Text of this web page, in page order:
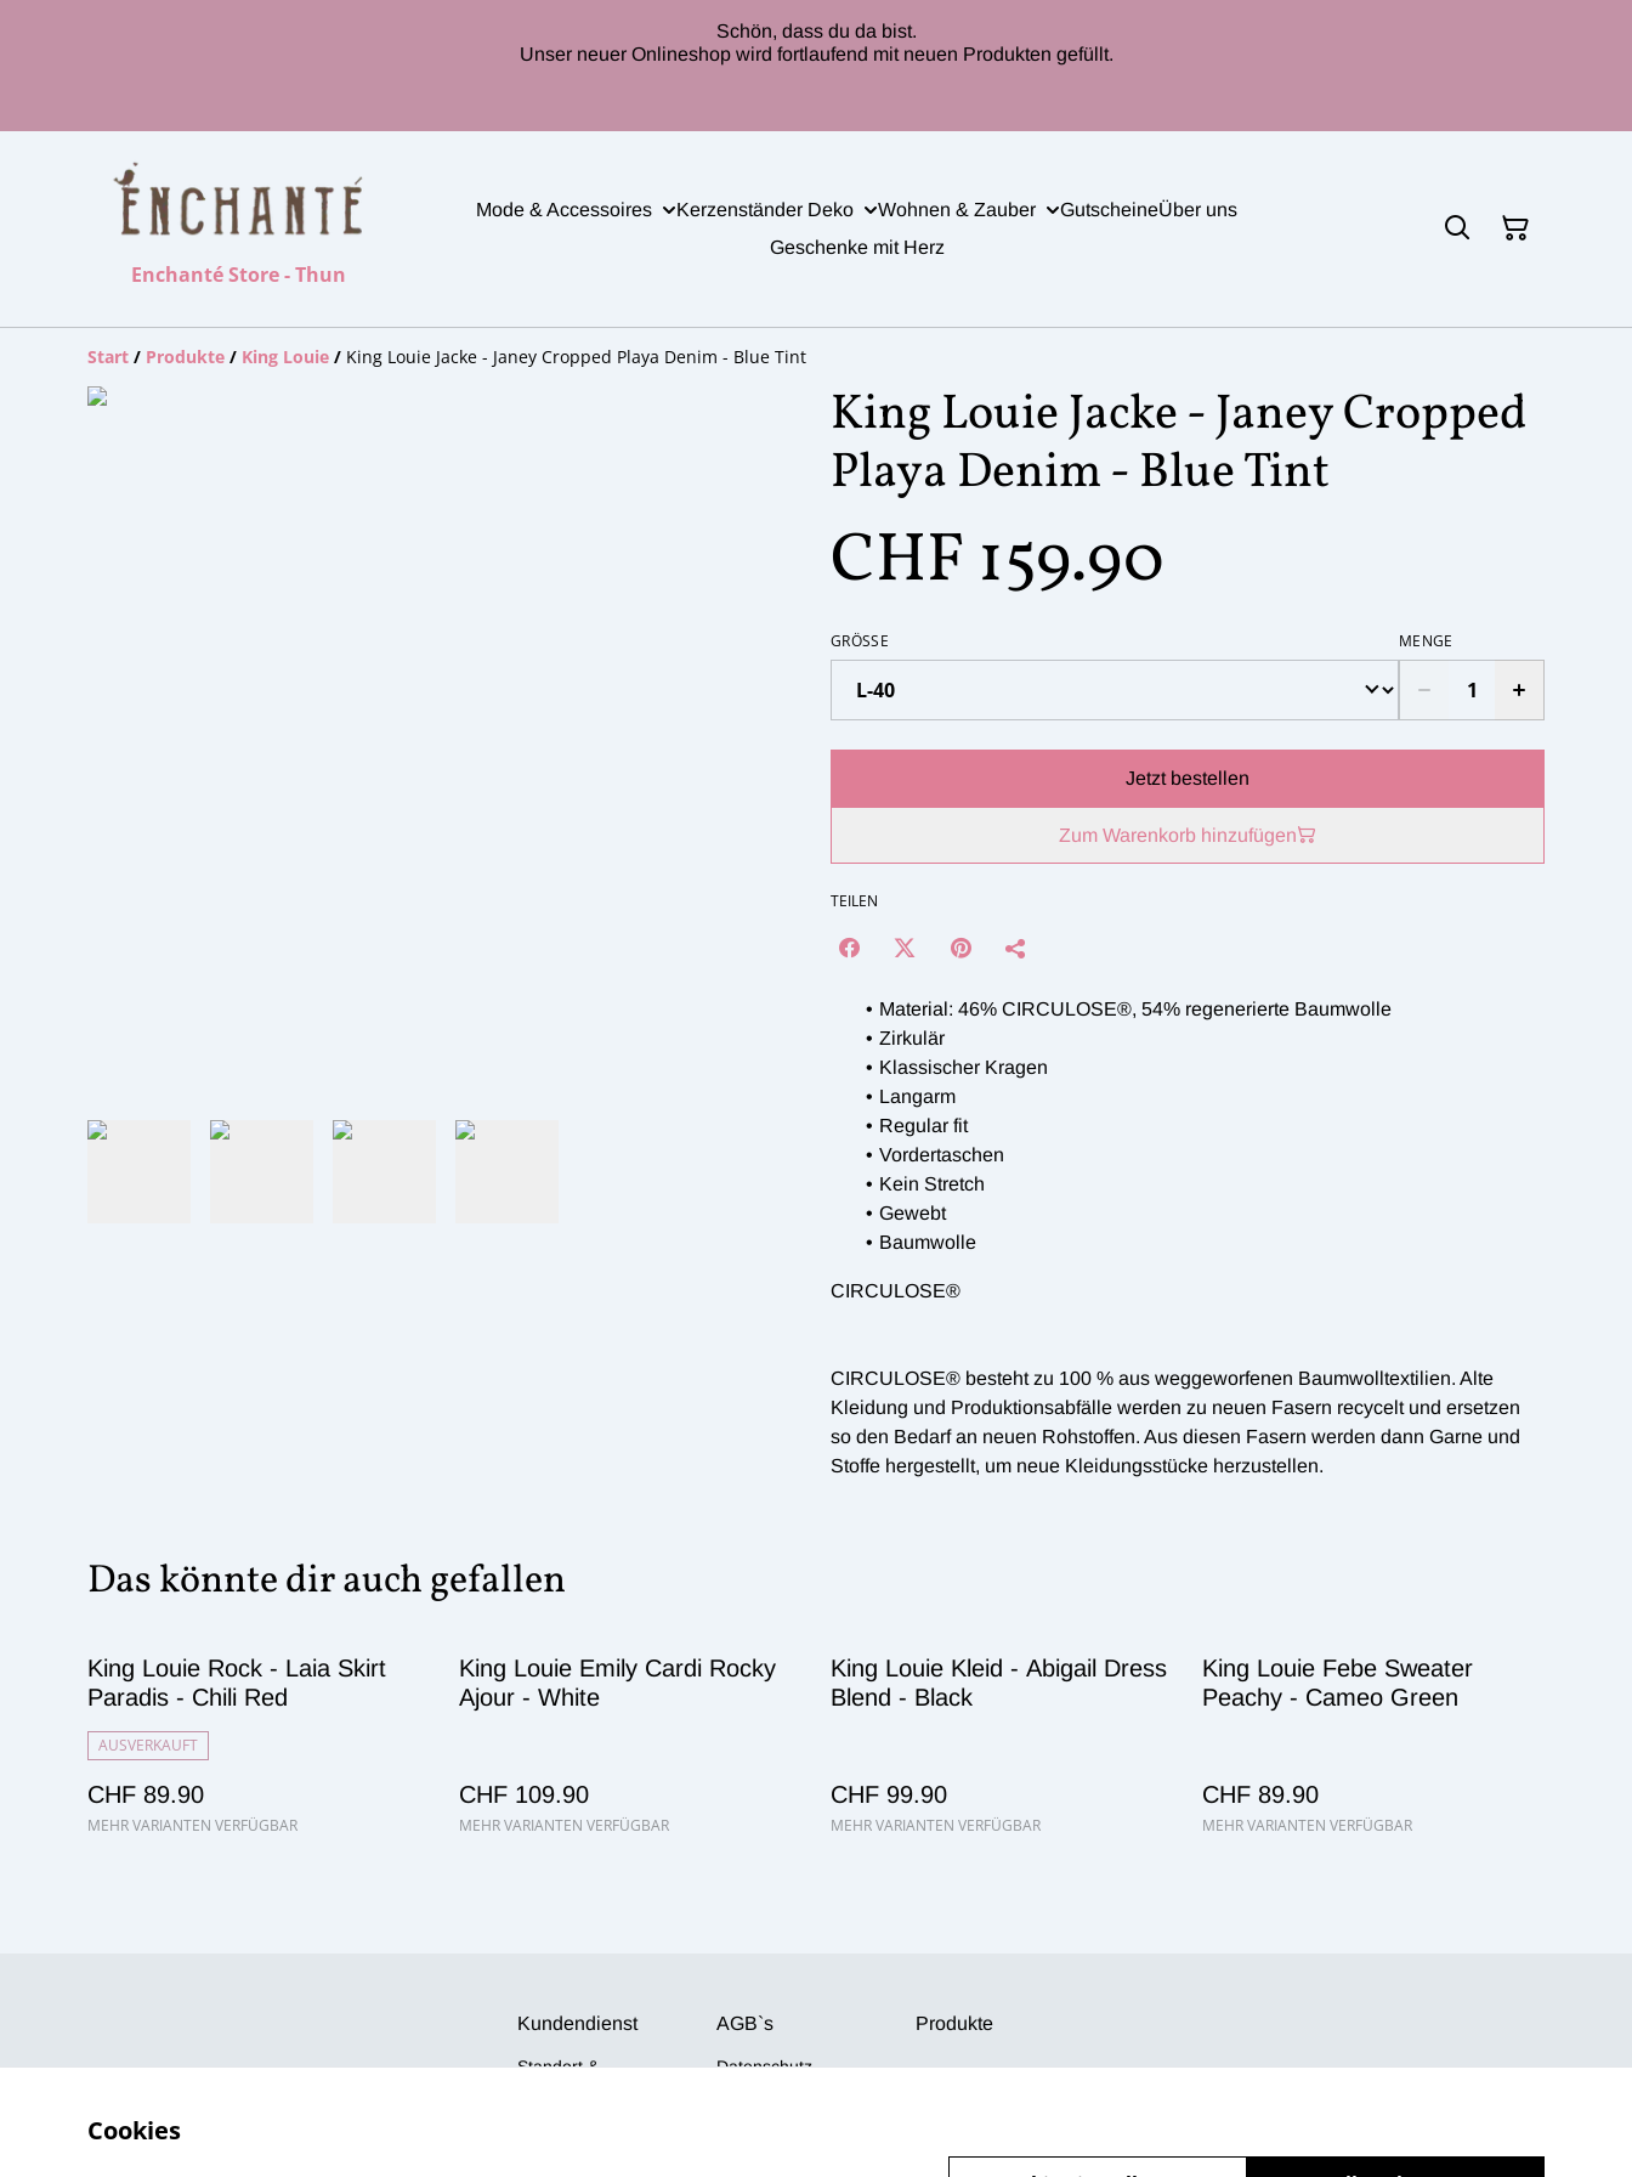
Schön, dass du da bist.
Unser neuer Onlineshop wird fortlaufend mit neuen Produkten gefüllt.
Enchanté Store - Thun
Mode & Accessoires Kerzenständer Deko Wohnen & Zauber GutscheineÜber uns
Geschenke mit Herz
Start / Produkte / King Louie / King Louie Jacke - Janey Cropped Playa Denim - Blue Tint
King Louie Jacke - Janey Cropped
Playa Denim - Blue Tint
CHF 159.90
GRÖSSE MENGE
Jetzt bestellen
Zum Warenkorb hinzufügen
TEILEN
Material: 46% CIRCULOSE®, 54% regenerierte Baumwolle
Zirkulär
Klassischer Kragen
Langarm
Regular fit
Vordertaschen
Kein Stretch
Gewebt
Baumwolle
CIRCULOSE®
CIRCULOSE® besteht zu 100 % aus weggeworfenen Baumwolltextilien. Alte
Kleidung und Produktionsabfälle werden zu neuen Fasern recycelt und ersetzen
so den Bedarf an neuen Rohstoffen. Aus diesen Fasern werden dann Garne und
Stoffe hergestellt, um neue Kleidungsstücke herzustellen.
Das könnte dir auch gefallen
King Louie Rock - Laia Skirt
Paradis - Chili Red
AUSVERKAUFT
CHF 89.90
MEHR VARIANTEN VERFÜGBAR
King Louie Emily Cardi Rocky
Ajour - White
CHF 109.90
MEHR VARIANTEN VERFÜGBAR
King Louie Kleid - Abigail Dress
Blend - Black
CHF 99.90
MEHR VARIANTEN VERFÜGBAR
King Louie Febe Sweater
Peachy - Cameo Green
CHF 89.90
MEHR VARIANTEN VERFÜGBAR
Kundendienst
Standort &
AGB`s
Datenschutz
Produkte
Cookies